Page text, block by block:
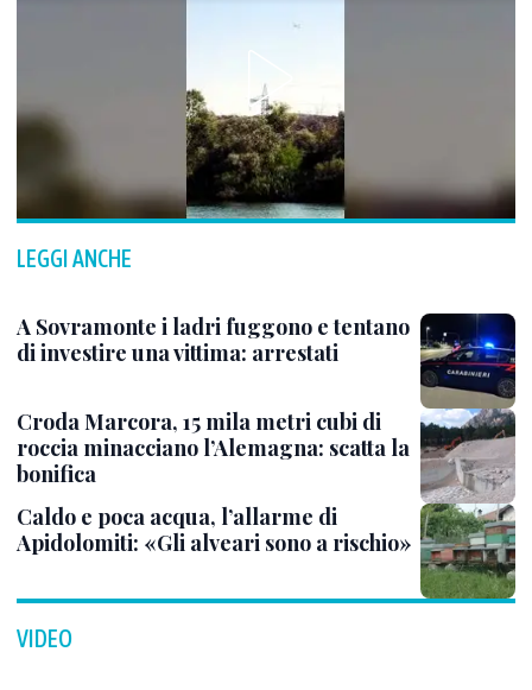
LEGGI ANCHE
A Sovramonte i ladri fuggono e tentano
di investire una vittima: arrestati
Croda Marcora, 15 mila metri cubi di
roccia minacciano l’Alemagna: scatta la
bonifica
Caldo e poca acqua, l’allarme di
Apidolomiti: «Gli alveari sono a rischio»
VIDEO